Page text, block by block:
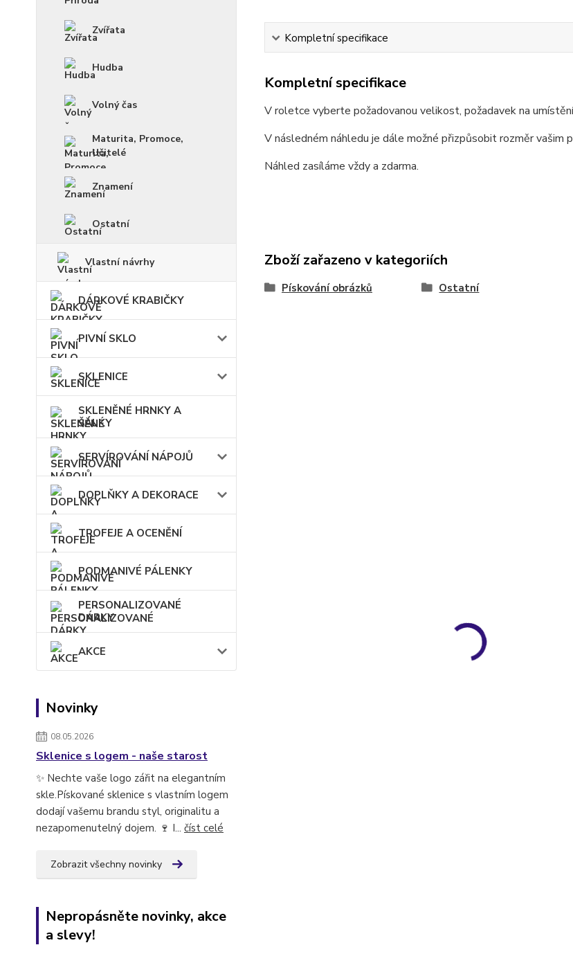
Zvířata
Hudba
Volný čas
Maturita, Promoce,
Učitelé
Znamení
Ostatní
Vlastní návrhy
DÁRKOVÉ KRABIČKY
PIVNÍ SKLO
SKLENICE
SKLENĚNÉ HRNKY A
ŠÁLKY
SERVÍROVÁNÍ NÁPOJŮ
DOPLŇKY A DEKORACE
TROFEJE A OCENĚNÍ
PODMANIVÉ PÁLENKY
PERSONALIZOVANÉ
DÁRKY
AKCE
Novinky
08.05.2026
Sklenice s logem - naše starost
✨ Nechte vaše logo zářit na elegantním
skle.Pískované sklenice s vlastním logem
dodají vašemu brandu styl, originalitu a
nezapomenutelný dojem. 🍷 I... číst celé
Zobrazit všechny novinky
Nepropásněte novinky, akce
a slevy!
Kompletní specifikace
Kompletní specifikace
V roletce vyberte požadovanou velikost, požadavek na
V následném náhledu je dále možné přizpůsobit rozměr vašim
Náhled zasíláme vždy a zdarma.
Zboží zařazeno v kategoriích
Pískování obrázků Ostatní